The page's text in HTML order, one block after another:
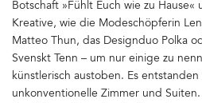
Botschaft »Fühlt Euch wie zu Hause«
Kreative, wie die Modeschöpferin
Matteo Thun, das Designduo Polka
Svenskt Tenn – um nur einige zu
künstlerisch austoben. Es
unkonventionelle Zimmer und